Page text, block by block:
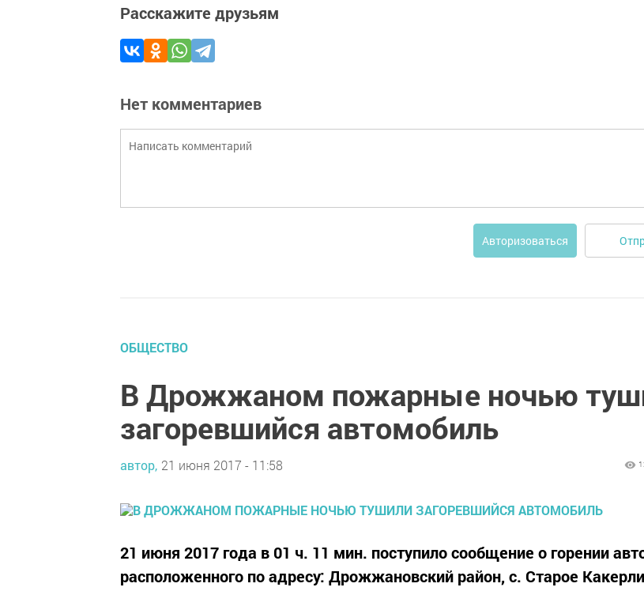
Расскажите друзьям
Нет комментариев
Авторизоваться
ОБЩЕСТВО
В Дрожжаном пожарные ночью
загоревшийся автомобиль
автор, 21 июня 2017 - 11:58
21 июня 2017 года в 01 ч. 11 мин. поступило сообщение о горении
расположенного по адресу: Дрожжановский район, с. Старое